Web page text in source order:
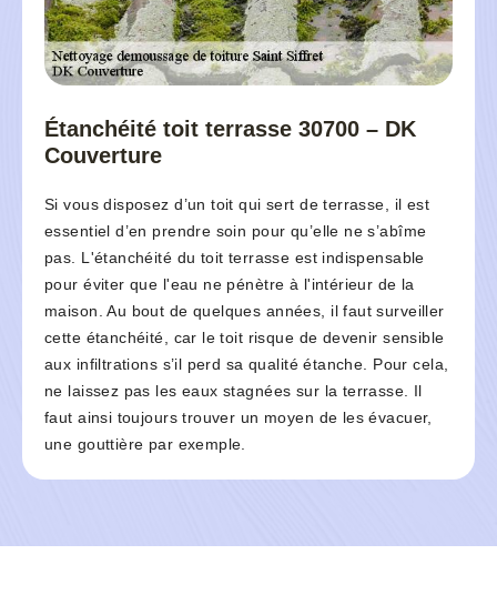
Étanchéité toit terrasse 30700 – DK
Couverture
Si vous disposez d’un toit qui sert de terrasse, il est
essentiel d’en prendre soin pour qu’elle ne s’abîme
pas. L'étanchéité du toit terrasse est indispensable
pour éviter que l'eau ne pénètre à l'intérieur de la
maison. Au bout de quelques années, il faut surveiller
cette étanchéité, car le toit risque de devenir sensible
aux infiltrations s’il perd sa qualité étanche. Pour cela,
ne laissez pas les eaux stagnées sur la terrasse. Il
faut ainsi toujours trouver un moyen de les évacuer,
une gouttière par exemple.